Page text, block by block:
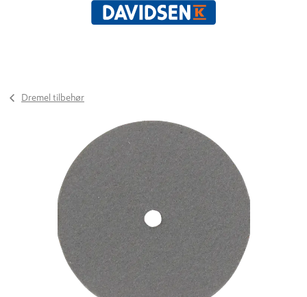
Dremel tilbehør